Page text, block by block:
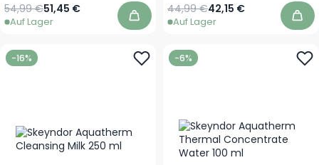
Sonderpreis
51,45 €
Regulärer Preis
54,99 €
Auf Lager In den Warenkorb
Sonderpreis
42,15 €
Regulärer Preis
44,99 €
Auf Lager In
-16% -6%